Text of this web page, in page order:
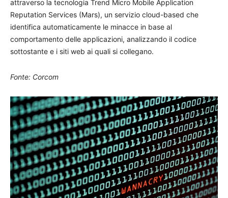
attraverso la tecnologia Trend Micro Mobile Application
Reputation Services (Mars), un servizio cloud-based che
identifica automaticamente le minacce in base al
comportamento delle applicazioni, analizzando il codice
sottostante e i siti web ai quali si collegano.
Fonte: Corcom